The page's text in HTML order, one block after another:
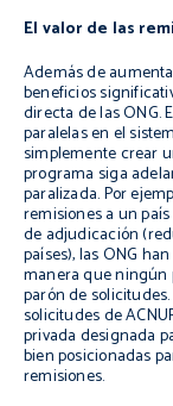
El valor de las
Además de
beneficios
directa de las ONG.
paralelas en el
simplemente crear
programa siga
paralizada. Por
remisiones a un
de adjudicación
países), las ONG
manera que ningún
parón de
solicitudes de
privada designada
bien posicionadas
remisiones.